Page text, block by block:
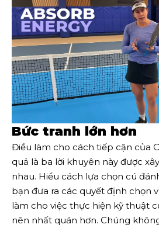
Bức tranh lớn hơn
Điều làm cho cách tiếp cận của
quả là ba lời khuyên này được
nhau. Hiểu cách lựa chọn cú
bạn đưa ra các quyết định chọn
làm cho việc thực hiện kỹ thuật
nên nhất quán hơn. Chúng